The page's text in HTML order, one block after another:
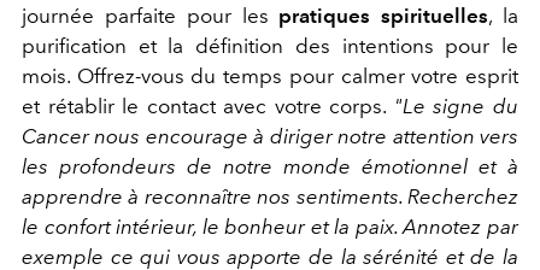
journée parfaite pour les pratiques spirituelles, la
purification et la définition des intentions pour le
mois. Offrez-vous du temps pourcalmer votre esprit
et rétablir le contact avec votre corps. "Le signe du
Cancer nous encourage à diriger notre attention vers
les profondeurs de notre monde émotionnel et à
apprendre à reconnaître nos sentiments. Recherchez
le confort intérieur, le bonheur et la paix.Annotez par
exemple ce qui vous apporte de la sérénité et de la